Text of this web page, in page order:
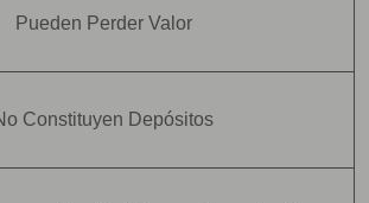
Pueden Perder Valor
Constituyen Depósitos